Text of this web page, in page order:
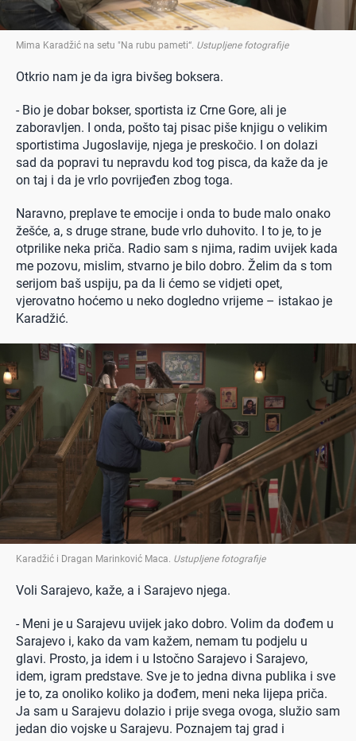
Mima Karadžić na setu "Na rubu pameti“. Ustupljene fotografije
Otkrio nam je da igra bivšeg boksera.
- Bio je dobar bokser, sportista iz Crne Gore, ali je
zaboravljen. I onda, pošto taj pisac piše knjigu o velikim
sportistima Jugoslavije, njega je preskočio. I on dolazi
sad da popravi tu nepravdu kod tog pisca, da kaže da je
on taj i da je vrlo povrijeđen zbog toga.
Naravno, preplave te emocije i onda to bude malo onako
žešće, a, s druge strane, bude vrlo duhovito. I to je, to je
otprilike neka priča. Radio sam s njima, radim uvijek kada
me pozovu, mislim, stvarno je bilo dobro. Želim da s tom
serijom baš uspiju, pa da li ćemo se vidjeti opet,
vjerovatno hoćemo u neko dogledno vrijeme – istakao je
Karadžić.
Karadžić i Dragan Marinković Maca Ustupljene fotografije
Voli Sarajevo, kaže, a i Sarajevo njega.
- Meni je u Sarajevu uvijek jako dobro. Volim da dođem u
Sarajevo i, kako da vam kažem, nemam tu podjelu u
glavi. Prosto, ja idem i u Istočno Sarajevo i Sarajevo,
idem, igram predstave. Sve je to jedna divna publika i sve
je to, za onoliko koliko ja dođem, meni neka lijepa priča.
Ja sam u Sarajevu dolazio i prije svega ovoga, služio sam
jedan dio vojske u Sarajevu. Poznajem taj grad i